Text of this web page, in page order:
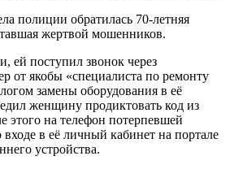
полиции обратилась 70-летняя
жертвой мошенников.
ей поступил звонок через
от якобы «специалиста по ремонту
замены оборудования в её
женщину продиктовать код из
на телефон потерпевшей
в её личный кабинет на портале
устройства.